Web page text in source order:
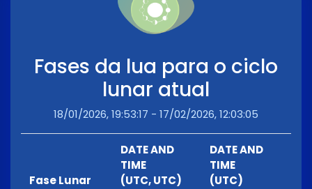
Fases da lua para o ciclo
lunar atual
18/01/2026, 19:53:17 - 17/02/2026, 12:03:05
Fase Lunar
DATE AND
TIME
(UTC, UTC)
DATE AND
TIME
(UTC)